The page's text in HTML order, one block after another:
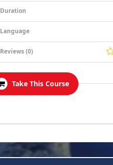
Duration
Language
Reviews (0)
Take This Course